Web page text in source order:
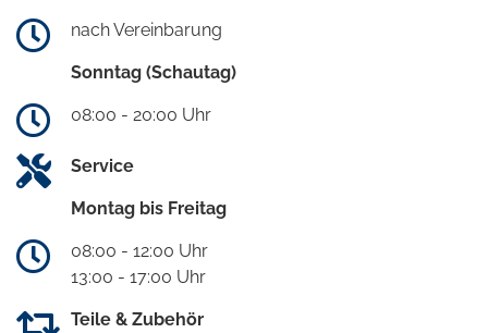
nach Vereinbarung
Sonntag (Schautag)
08:00 - 20:00 Uhr
Service
Montag bis Freitag
08:00 - 12:00 Uhr
13:00 - 17:00 Uhr
Teile & Zubehör